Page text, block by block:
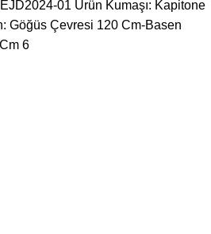
01 Ürün Kumaşı: Kapitone
Göğüs Çevresi 120 Cm-Basen
6